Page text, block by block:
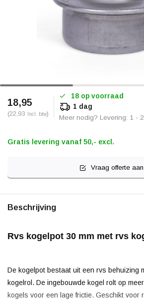
18,95
(22,93 Incl. btw)
18 op voorraad
1 dag
Meer nodig? Levering: 1 -
Gratis levering vanaf 50,- excl.
Vraag offerte aan
Beschrijving
Rvs kogelpot 30 mm met rvs
De kogelpot bestaat uit een rvs behuizing
kogelrol. De ingebouwde kogel rolt op
kogels voor een lage frictie. Geschikt voor